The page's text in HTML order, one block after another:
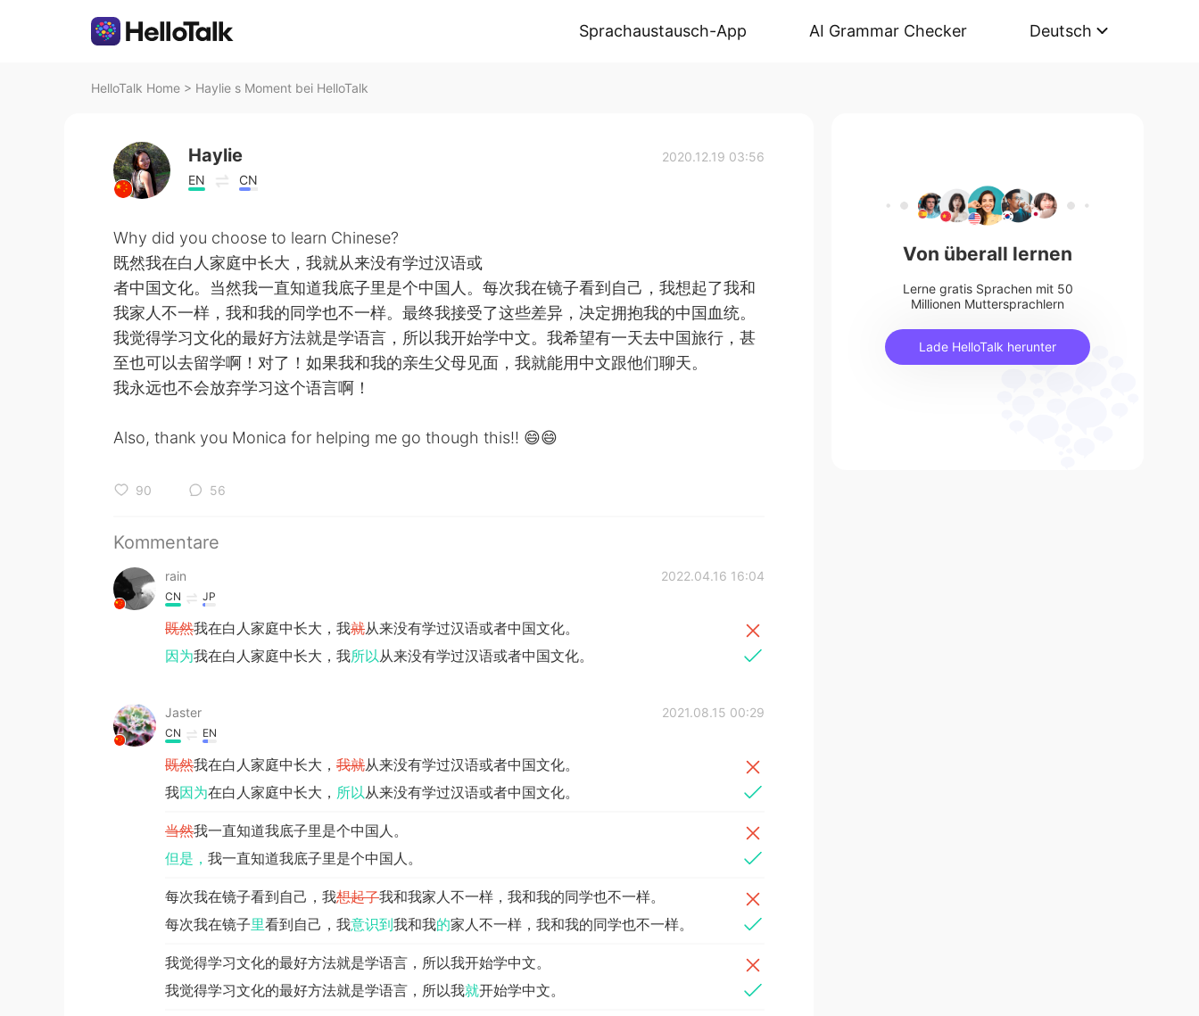
Sprachaustausch-App AI Grammar Checker Deutsch
HelloTalk Home > Haylie s Moment bei HelloTalk
Haylie
EN CN
2020.12.19 03:56
Why did you choose to learn Chinese?
既然我在白人家庭中长大，我就从来没有学过汉语或
者中国文化。当然我一直知道我底子里是个中国人。每次我在镜子看到自己，我想起了我和
我家人不一样，我和我的同学也不一样。最终我接受了这些差异，决定拥抱我的中国血统。
我觉得学习文化的最好方法就是学语言，所以我开始学中文。我希望有一天去中国旅行，甚
至也可以去留学啊！对了！如果我和我的亲生父母见面，我就能用中文跟他们聊天。
我永远也不会放弃学习这个语言啊！
Also, thank you Monica for helping me go though this!! 😄😄
90 56
Kommentare
rain 2022.04.16 16:04
CN JP
既然我在白人家庭中长大，我就从来没有学过汉语或者中国文化。
因为我在白人家庭中长大，我所以从来没有学过汉语或者中国文化。
Jaster 2021.08.15 00:29
CN EN
既然我在白人家庭中长大， 我就从来没有学过汉语或者中国文化。
我因为在白人家庭中长大， 所以从来没有学过汉语或者中国文化。
当然我一直知道我底子里是个中国人。
但是， 我一直知道我底子里是个中国人。
每次我在镜子看到自己，我想起了我和我家人不一样，我和我的同学也不一样。
每次我在镜子里看到自己，我意识到我和我的家人不一样，我和我的同学也不一样。
我觉得学习文化的最好方法就是学语言，所以我开始学中文。
我觉得学习文化的最好方法就是学语言，所以我就开始学中文。
Von überall lernen
Lerne gratis Sprachen mit 50
Millionen Muttersprachlern
Lade HelloTalk herunter